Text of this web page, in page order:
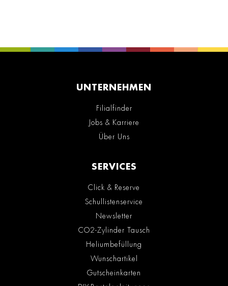
UNTERNEHMEN
Filialfinder
Jobs & Karriere
Über Uns
SERVICES
Click & Reserve
Schullistenservice
Newsletter
CO2-Zylinder Tausch
Heliumbefüllung
Wunschartikel
Gutscheinkarten